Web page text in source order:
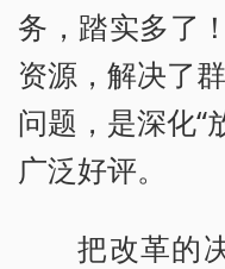
务，踏实多了
资源，解决了
问题，是深化“
广泛好评。
把改革的